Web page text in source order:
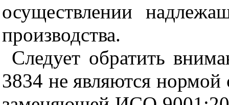
осуществлении
производства.
Следует обратить
3834 не являются нормой